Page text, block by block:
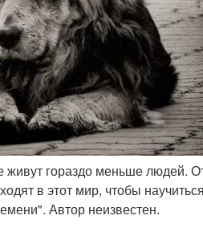
живут гораздо меньше людей.
в этот мир, чтобы
Автор неизвестен.